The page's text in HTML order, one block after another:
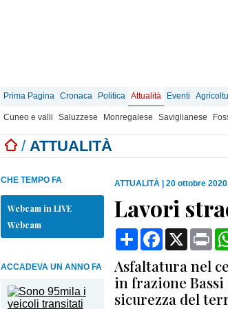
Prima Pagina Cronaca Politica Attualità Eventi
Cuneo e valli Saluzzese Monregalese Saviglianese
/ ATTUALITÀ
CHE TEMPO FA
Webcam in LIVE
Webcam
ACCADEVA UN ANNO FA
ATTUALITÀ 20 ottobre
Lavori
CondividiFacebook
X
Asfaltatura nel
in frazione
sicurezza del